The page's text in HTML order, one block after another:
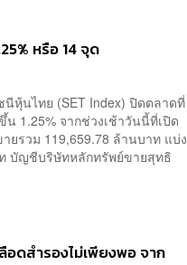
หรือ 14 จุด
หุ้นไทย (SET Index) ปิดตลาดที่
น 1.25% จากช่วงเช้าวันนี้ที่เปิด
รวม 119,659.78 ล้านบาท แบ่ง
บัญชีบริษัทหลักทรัพย์ขายสุทธิ
อดสำรองไม่เพียงพอ จาก